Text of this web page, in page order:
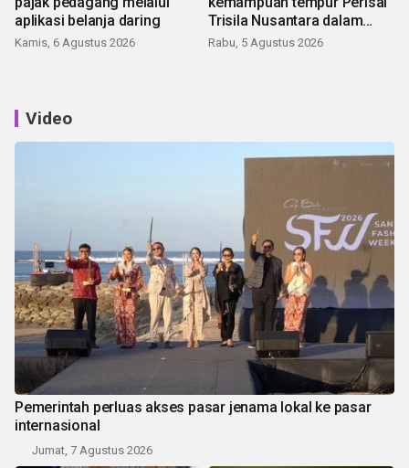
aplikasi belanja daring
Kamis, 6 Agustus 2026
Trisila Nusantara dalam
latihan di Kepri
Rabu, 5 Agustus 2026
Video
Pemerintah perluas akses pasar jenama lokal ke pasar
internasional
Jumat, 7 Agustus 2026